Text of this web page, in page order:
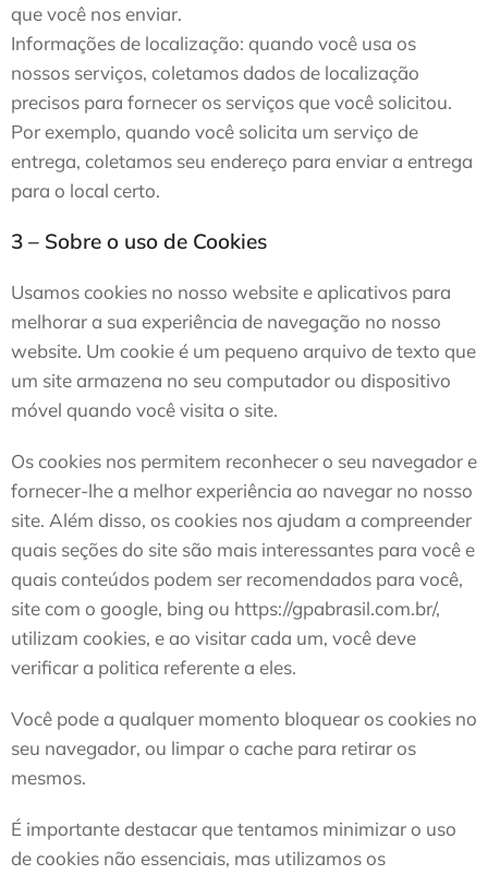
que você nos enviar.
Informações de localização: quando você usa os
nossos serviços, coletamos dados de localização
precisos para fornecer os serviços que você solicitou.
Por exemplo, quando você solicita um serviço de
entrega, coletamos seu endereço para enviar a entrega
para o local certo.
3 – Sobre o uso de Cookies
Usamos cookies no nosso website e aplicativos para
melhorar a sua experiência de navegação no nosso
website. Um cookie é um pequeno arquivo de texto que
um site armazena no seu computador ou dispositivo
móvel quando você visita o site.
Os cookies nos permitem reconhecer o seu navegador e
fornecer-lhe a melhor experiência ao navegar no nosso
site. Além disso, os cookies nos ajudam a compreender
quais seções do site são mais interessantes para você e
quais conteúdos podem ser recomendados para você,
site com o google, bing ou https://gpabrasil.com.br/,
utilizam cookies, e ao visitar cada um, você deve
verificar a politica referente a eles.
Você pode a qualquer momento bloquear os cookies no
seu navegador, ou limpar o cache para retirar os
mesmos.
É importante destacar que tentamos minimizar o uso
de cookies não essenciais, mas utilizamos os